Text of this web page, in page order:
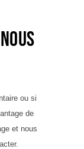
ou si
de
et nous